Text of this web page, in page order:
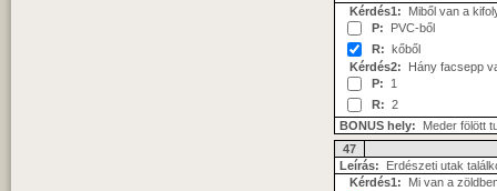
Kérdés1: Miből van a
P: PVC-ből
R: kőből
Kérdés2: Hány facsepp
P: 1
R: 2
BONUS hely: Meder fölött
47
Leírás: Erdészeti utak
Kérdés1: Mi van a